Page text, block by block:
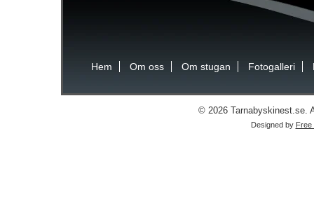
Hem Om oss Om stugan Fotogalleri
© 2026 Tarnabyskinest.se.
Designed by Free